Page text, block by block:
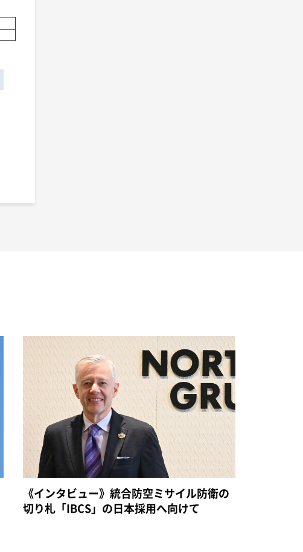
《インタビュー》統合防空ミサイル防衛の
切り札「IBCS」の日本採用へ向けて